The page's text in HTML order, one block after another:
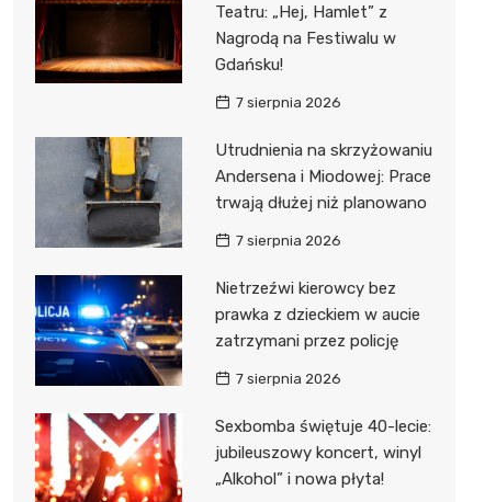
Teatru: „Hej, Hamlet” z
Nagrodą na Festiwalu w
Gdańsku!
7 sierpnia 2026
Utrudnienia na skrzyżowaniu
Andersena i Miodowej: Prace
trwają dłużej niż planowano
7 sierpnia 2026
Nietrzeźwi kierowcy bez
prawka z dzieckiem w aucie
zatrzymani przez policję
7 sierpnia 2026
Sexbomba świętuje 40-lecie:
jubileuszowy koncert, winyl
„Alkohol” i nowa płyta!